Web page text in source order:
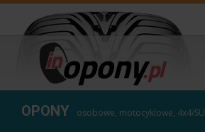
OPONY osobowe, motocyklowe, 4x4/